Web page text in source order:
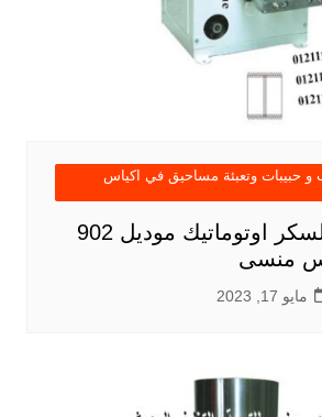
و حبيبات وتعبئة مساحيق في اكياس
ماكينة تعبئة السكر اوتوماتيك موديل 902
منسى
مايو 17, 2023